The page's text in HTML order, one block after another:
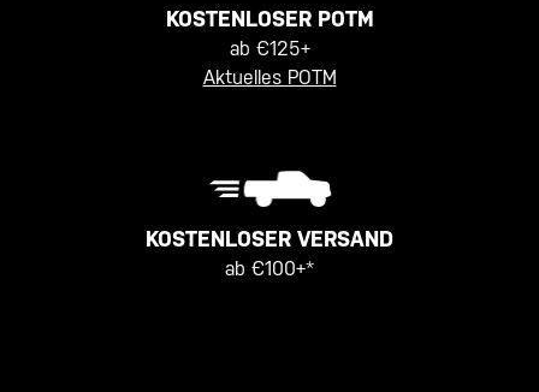
KOSTENLOSER POTM
ab €125+
Aktuelles POTM
KOSTENLOSER VERSAND
ab €100+*